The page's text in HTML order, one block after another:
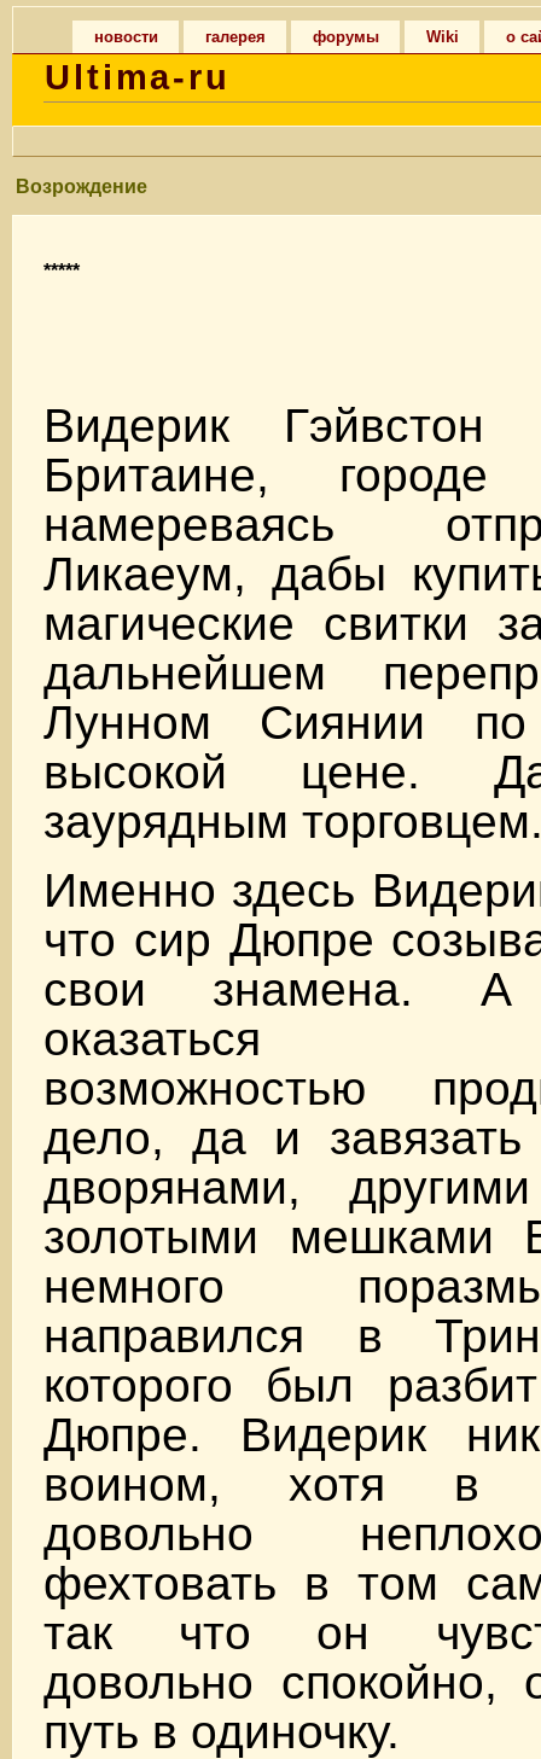
новости галерея форумы Wiki о
Ultima-ru
Возрождение
*****
Видерик Гэйвстон
Бритаине, городе
намереваясь
Ликаеум, дабы
магические свитки
дальнейшем
Лунном Сиянии
высокой цене.
заурядным
Именно здесь
что сир Дюпре
свои знамена.
оказаться
возможностью
дело, да и завязать
дворянами,
золотыми мешками
немного
направился в
которого был
Дюпре. Видерик
воином, хотя в
довольно
фехтовать в том
так что он
довольно спокойно,
путь в одиночку.